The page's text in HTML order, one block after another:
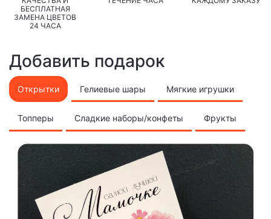
БЕСПЛАТНАЯ
ЗАМЕНА ЦВЕТОВ
24 ЧАСА
Добавить подарок
Открытки Гелиевые шары Мягкие игрушки
Топперы Сладкие наборы/конфеты Фрукты